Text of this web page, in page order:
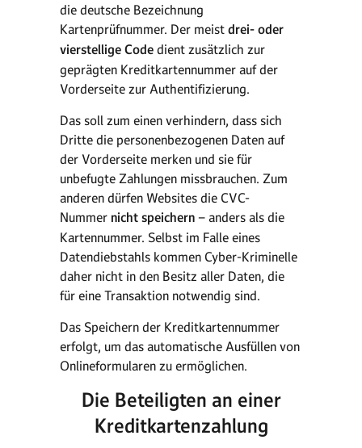
die deutsche Bezeichnung
Kartenprüfnummer. Der meist drei- oder
vierstellige Code dient zusätzlich zur
geprägten Kreditkartennummer auf der
Vorderseite zur Authentifizierung.
Das soll zum einen verhindern, dass sich
Dritte die personenbezogenen Daten auf
der Vorderseite merken und sie für
unbefugte Zahlungen missbrauchen. Zum
anderen dürfen Websites die CVC-
Nummer nicht speichern – anders als die
Kartennummer. Selbst im Falle eines
Datendiebstahls kommen Cyber-Kriminelle
daher nicht in den Besitz aller Daten, die
für eine Transaktion notwendig sind.
Das Speichern der Kreditkartennummer
erfolgt, um das automatische Ausfüllen von
Onlineformularen zu ermöglichen.
Die Beteiligten an einer
Kreditkartenzahlung